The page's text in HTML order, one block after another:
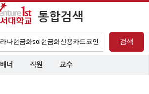
통합검색
검색
배너 직원 교수